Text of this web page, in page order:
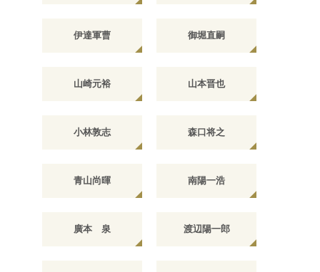
伊達軍曹 御堀直嗣
山崎元裕 山本晋也
小林敦志 森口将之
青山尚暉 南陽一浩
廣本 泉 渡辺陽一郎